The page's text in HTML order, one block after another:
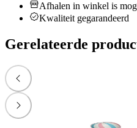
Afhalen in winkel is
Kwaliteit gegarandeerd
Gerelateerde